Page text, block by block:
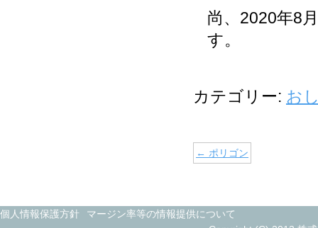
尚、2020年8
す。
カテゴリー: お
← ポリゴン
個人情報保護方針
マージン率等の情報提供について